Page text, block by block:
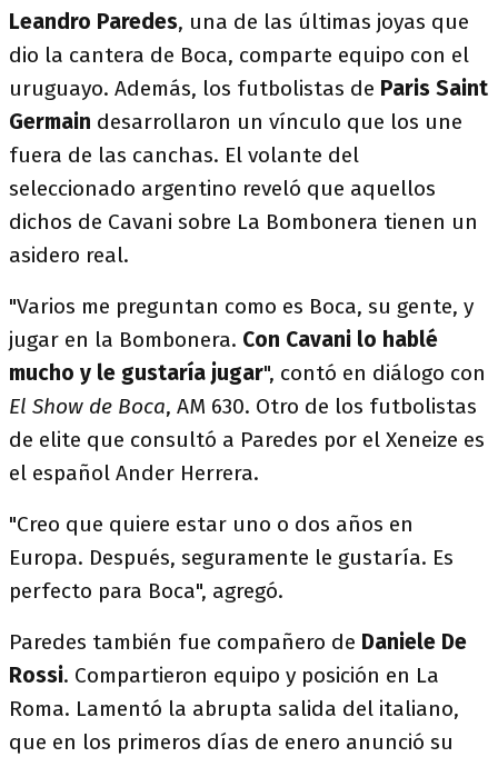
Leandro Paredes, una de las últimas joyas que
dio la cantera de Boca, comparte equipo con el
uruguayo. Además, los futbolistas de Paris Saint
Germain desarrollaron un vínculo que los une
fuera de las canchas. El volante del
seleccionado argentino reveló que aquellos
dichos de Cavani sobre La Bombonera tienen un
asidero real.
"Varios me preguntan como es Boca, su gente, y
jugar en la Bombonera. Con Cavani lo hablé
mucho y le gustaría jugar", contó en diálogo con
El Show de Boca, AM 630. Otro de los futbolistas
de elite que consultó a Paredes por el Xeneize es
el español Ander Herrera.
"Creo que quiere estar uno o dos años en
Europa. Después, seguramente le gustaría. Es
perfecto para Boca", agregó.
Paredes también fue compañero de Daniele De
Rossi. Compartieron equipo y posición en La
Roma. Lamentó la abrupta salida del italiano,
que en los primeros días de enero anunció su